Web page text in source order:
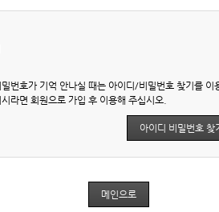
번호가 기억 안나실 때는 아이디/비밀번호 찾기를 이
라면 회원으로 가입 후 이용해 주십시오.
아이디 비밀번호 찾
메인으로